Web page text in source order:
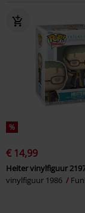
%
€ 14,99
Heiter vinylfiguur
vinylfiguur 1986